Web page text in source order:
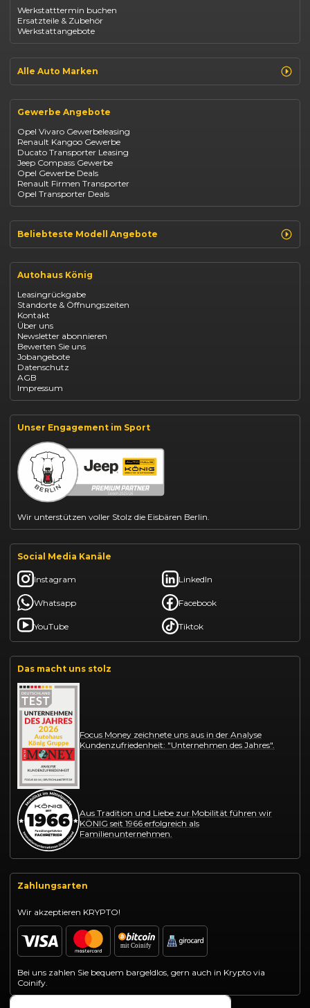
Fiat 500
Dacia Duster
Dacia Sandero
Jeep Compass
Suzuki Vitara
Suzuki Swift
Mazda CX-30
Werkstatttermin buchen
Ersatzteile & Zubehör
Werkstattangebote
Alle Auto Marken
Opel
Fiat
Jeep
Suzuki
BYD
Kia
Mazda
Citroën
Abarth
Fiat Professional
Gewerbe Angebote
Opel Vivaro Gewerbeleasing
Renault Kangoo Gewerbe
Ducato Transporter Leasing
Jeep Compass Gewerbe
Opel Gewerbe Deals
Renault Firmen Transporter
Opel Transporter Deals
Beliebteste Modell Angebote
Renault Arkana Leasing
Renault Captur Leasing
Opel Astra leasen
Opel Mokka kaufen
Opel Grandland finanzieren
Opel Vivaro Gewerbeleasing
Fiat 500 finanzieren
Fiat Panda leasen
Dacia Duster finanzieren
Dacia Sandero kaufen
Dacia Jogger leasen
Jeep Compass leasen
Jeep Renegade finanzieren
Suzuki Swift finanzieren
BYD Dolphin finanzieren
Kia Ceed finanzieren
Kia Sportage leasen
Mazda CX-30 finanzieren
Citroën C3 leasen
Autohaus König
Leasingrückgabe
Standorte & Öffnungszeiten
Kontakt
Über uns
Newsletter abonnieren
Bewerten Sie uns
Jobangebote
Datenschutz
AGB
Impressum
Unser Engagement im Sport
Wir unterstützen voller Stolz die Eisbären Berlin.
Social Media Kanäle
Instagram LinkedIn
Whatsapp Facebook
YouTube Tiktok
Das macht uns stolz
Focus Money zeichnete uns aus in der Analyse
Kundenzufriedenheit: "Unternehmen des Jahres".
Aus Tradition und Liebe zur Mobilität führen wir
KÖNIG seit 1966 erfolgreich als
Familienunternehmen.
Zahlungsarten
Wir akzeptieren KRYPTO!
Bei uns zahlen Sie bequem bargeldlos, gern auch in Krypto via
Coinify.